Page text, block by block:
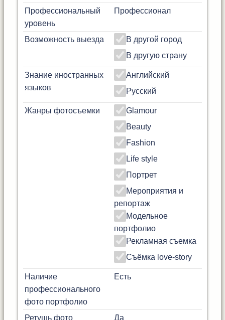
Профессиональный
уровень
Профессионал
Возможность выезда
В другой город
В другую страну
Знание иностранных
языков
Английский
Русский
Жанры фотосъемки
Glamour
Beauty
Fashion
Life style
Портрет
Мероприятия и
репортаж
Модельное
портфолио
Рекламная съемка
Съёмка love-story
Наличие
профессионального
фото портфолио
Есть
Ретушь фото Да